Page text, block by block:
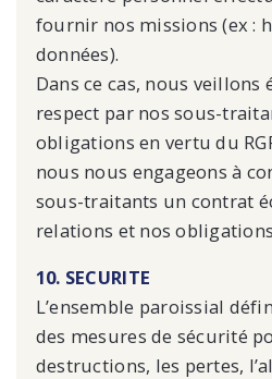
fournir nos missions (ex :
données).
Dans ce cas, nous veillons
respect par nos sous-
obligations en vertu du
nous nous engageons à
sous-traitants un contrat
relations et nos
10. SECURITE
L’ensemble paroissial
des mesures de sécurité
destructions, les pertes,